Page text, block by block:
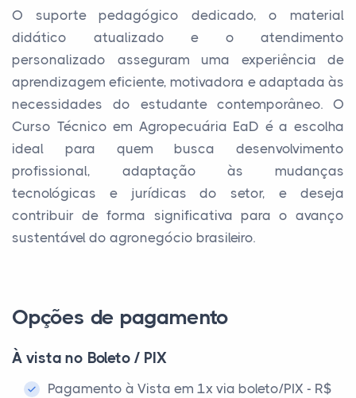
O suporte pedagógico dedicado, o material
didático atualizado e o atendimento
personalizado asseguram uma experiência de
aprendizagem eficiente, motivadora e adaptada às
necessidades do estudante contemporâneo. O
Curso Técnico em Agropecuária EaD é a escolha
ideal para quem busca desenvolvimento
profissional, adaptação às mudanças
tecnológicas e jurídicas do setor, e deseja
contribuir de forma significativa para o avanço
sustentável do agronegócio brasileiro.
Opções de pagamento
À vista no Boleto / PIX
Pagamento à Vista em 1x via boleto/PIX - R$